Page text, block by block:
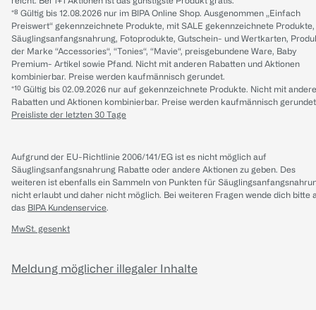
*⁸ Gültig bis 12.08.2026 nur im BIPA Online Shop. Ausgenommen „Einfach
Preiswert“ gekennzeichnete Produkte, mit SALE gekennzeichnete Produkte,
Säuglingsanfangsnahrung, Fotoprodukte, Gutschein- und Wertkarten,
der Marke “Accessories“, “Tonies“, “Mavie“, preisgebundene Ware, Baby
Premium- Artikel sowie Pfand. Nicht mit anderen Rabatten und Aktionen
kombinierbar. Preise werden kaufmännisch gerundet.
*¹⁰ Gültig bis 02.09.2026 nur auf gekennzeichnete Produkte. Nicht mit
Rabatten und Aktionen kombinierbar. Preise werden kaufmännisch
Preisliste der letzten 30 Tage
Aufgrund der EU-Richtlinie 2006/141/EG ist es nicht möglich auf
Säuglingsanfangsnahrung Rabatte oder andere Aktionen zu geben. Des
weiteren ist ebenfalls ein Sammeln von Punkten für
nicht erlaubt und daher nicht möglich. Bei weiteren Fragen wende dich bitte
das BIPA Kundenservice.
MwSt. gesenkt
Meldung möglicher illegaler Inhalte